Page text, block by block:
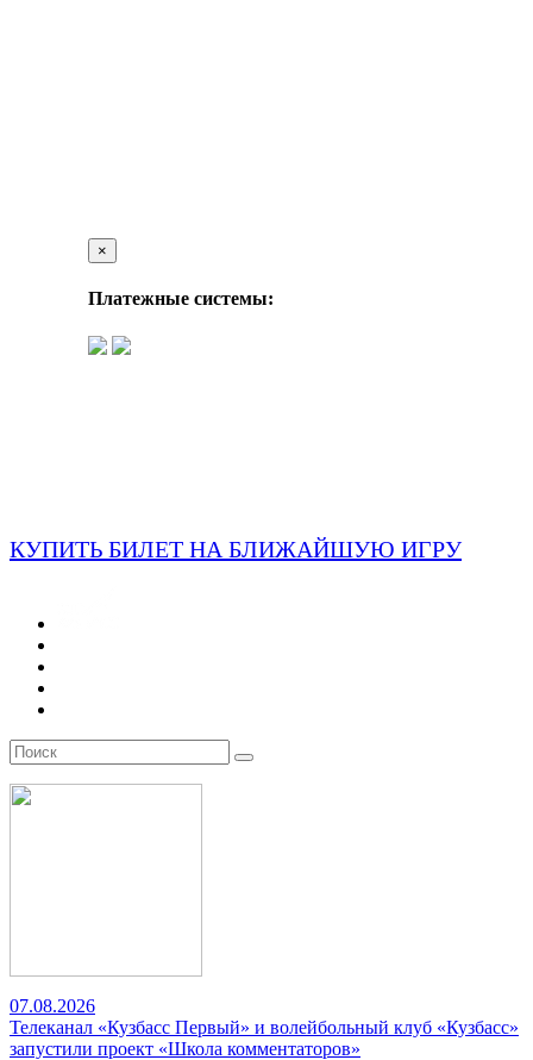
×
Платежные системы:
КУПИТЬ БИЛЕТ НА БЛИЖАЙШУЮ ИГРУ
07.08.2026
Телеканал «Кузбасс Первый» и волейбольный клуб «Кузбасс»
запустили проект «Школа комментаторов»